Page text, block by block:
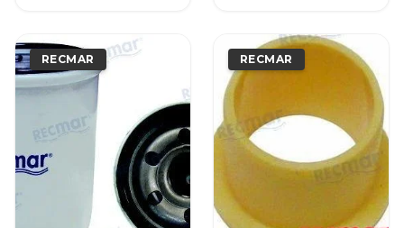
RECMAR RECMAR